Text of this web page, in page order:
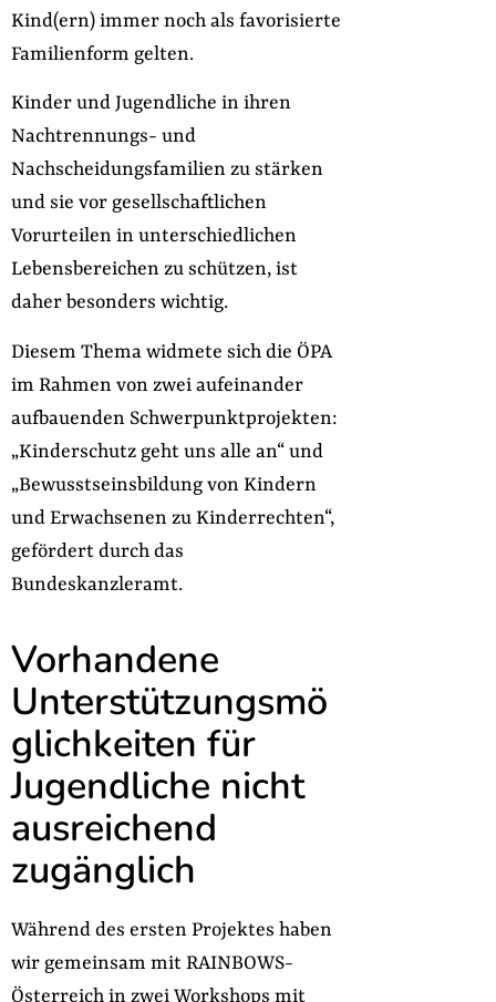
Kind(ern) immer noch als favorisierte
Familienform gelten.
Kinder und Jugendliche in ihren
Nachtrennungs- und
Nachscheidungsfamilien zu stärken
und sie vor gesellschaftlichen
Vorurteilen in unterschiedlichen
Lebensbereichen zu schützen, ist
daher besonders wichtig.
Diesem Thema widmete sich die ÖPA
im Rahmen von zwei aufeinander
aufbauenden Schwerpunktprojekten:
„Kinderschutz geht uns alle an“ und
„Bewusstseinsbildung von Kindern
und Erwachsenen zu Kinderrechten“,
gefördert durch das
Bundeskanzleramt.
Vorhandene
Unterstützungsmö
glichkeiten für
Jugendliche nicht
ausreichend
zugänglich
Während des ersten Projektes haben
wir gemeinsam mit RAINBOWS-
Österreich in zwei Workshops mit